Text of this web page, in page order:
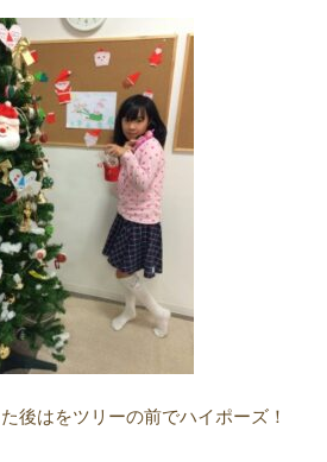
後はをツリーの前でハイポーズ！